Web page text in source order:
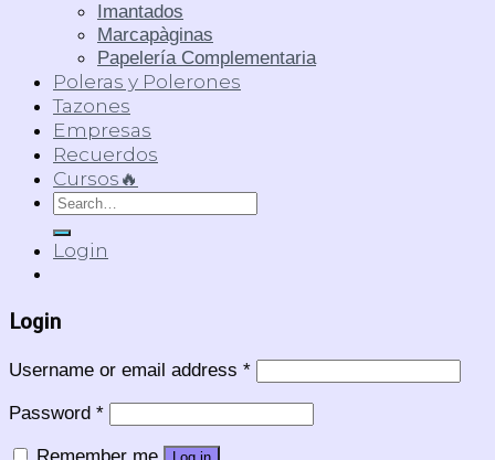
Imantados
Marcapàginas
Papelería Complementaria
Poleras y Polerones
Tazones
Empresas
Recuerdos
Cursos🔥
Search
for:
Login
Login
Username or email address *
Password *